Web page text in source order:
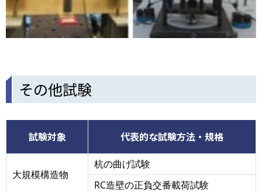
その他試験
試験対象 代表的な試験方法・規格
大規模構造物
杭の曲げ試験
RC造壁の正負交番載荷試験